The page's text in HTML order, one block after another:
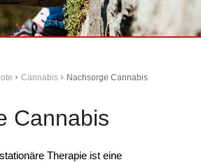
Cannabis Nachsorge Cannabis
Cannabis
Therapie ist eine